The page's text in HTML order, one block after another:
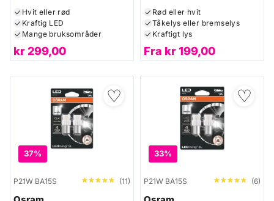
Hvit eller rød
Kraftig LED
Mange bruksområder
kr299,00
Rød eller hvit
Tåkelys eller bremselys
Kraftigt lys
Fra kr199,00
♡
37%
P21W BA15S ★★★★★
★★★★★ (11)
♡
33%
P21W BA15S ★★★★★
★★★★★ (6)